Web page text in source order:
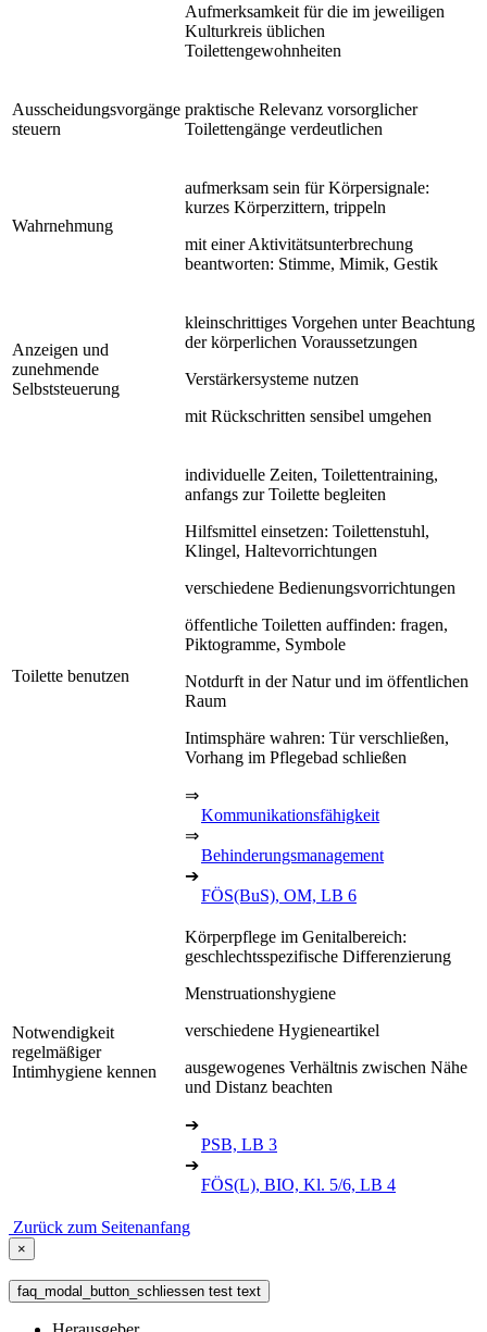
Aufmerksamkeit für die im jeweiligen
Kulturkreis üblichen
Toilettengewohnheiten
Ausscheidungsvorgänge
steuern
praktische Relevanz vorsorglicher
Toilettengänge verdeutlichen
Wahrnehmung
aufmerksam sein für Körpersignale:
kurzes Körperzittern, trippeln
mit einer Aktivitätsunterbrechung
beantworten: Stimme, Mimik, Gestik
Anzeigen und
zunehmende
Selbststeuerung
kleinschrittiges Vorgehen unter Beachtung
der körperlichen Voraussetzungen
Verstärkersysteme nutzen
mit Rückschritten sensibel umgehen
Toilette benutzen
individuelle Zeiten, Toilettentraining,
anfangs zur Toilette begleiten
Hilfsmittel einsetzen: Toilettenstuhl,
Klingel, Haltevorrichtungen
verschiedene Bedienungsvorrichtungen
öffentliche Toiletten auffinden: fragen,
Piktogramme, Symbole
Notdurft in der Natur und im öffentlichen
Raum
Intimsphäre wahren: Tür verschließen,
Vorhang im Pflegebad schließen
⇒
Kommunikationsfähigkeit
⇒
Behinderungsmanagement
➔
FÖS(BuS), OM, LB 6
Notwendigkeit
regelmäßiger
Intimhygiene kennen
Körperpflege im Genitalbereich:
geschlechtsspezifische Differenzierung
Menstruationshygiene
verschiedene Hygieneartikel
ausgewogenes Verhältnis zwischen Nähe
und Distanz beachten
➔
PSB, LB 3
➔
FÖS(L), BIO, Kl. 5/6, LB 4
Zurück zum Seitenanfang
×
faq_modal_button_schliessen test text